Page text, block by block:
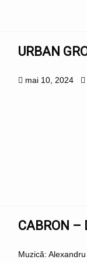
URBAN
mai 10, 2024
CABRON –
Muzică: